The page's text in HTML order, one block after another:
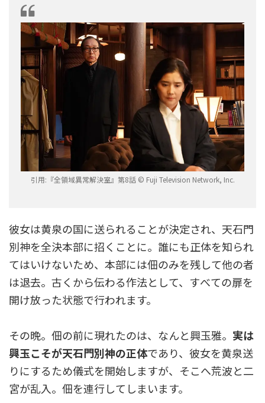
引用:『全領域異常解決室』第8話 © Fuji Television Network, Inc.
彼女は黄泉の国に送られることが決定され、天石門
別神を全決本部に招くことに。誰にも正体を知られ
てはいけないため、本部には佃のみを残して他の者
は退去。古くから伝わる作法として、すべての扉を
開け放った状態で行われます。
その晩。佃の前に現れたのは、なんと興玉雅。 実は
興玉こそが天石門別神の正体であり、彼女を黄泉送
りにするため儀式を開始しますが、そこへ荒波と二
宮が乱入。佃を連行してしまいます。